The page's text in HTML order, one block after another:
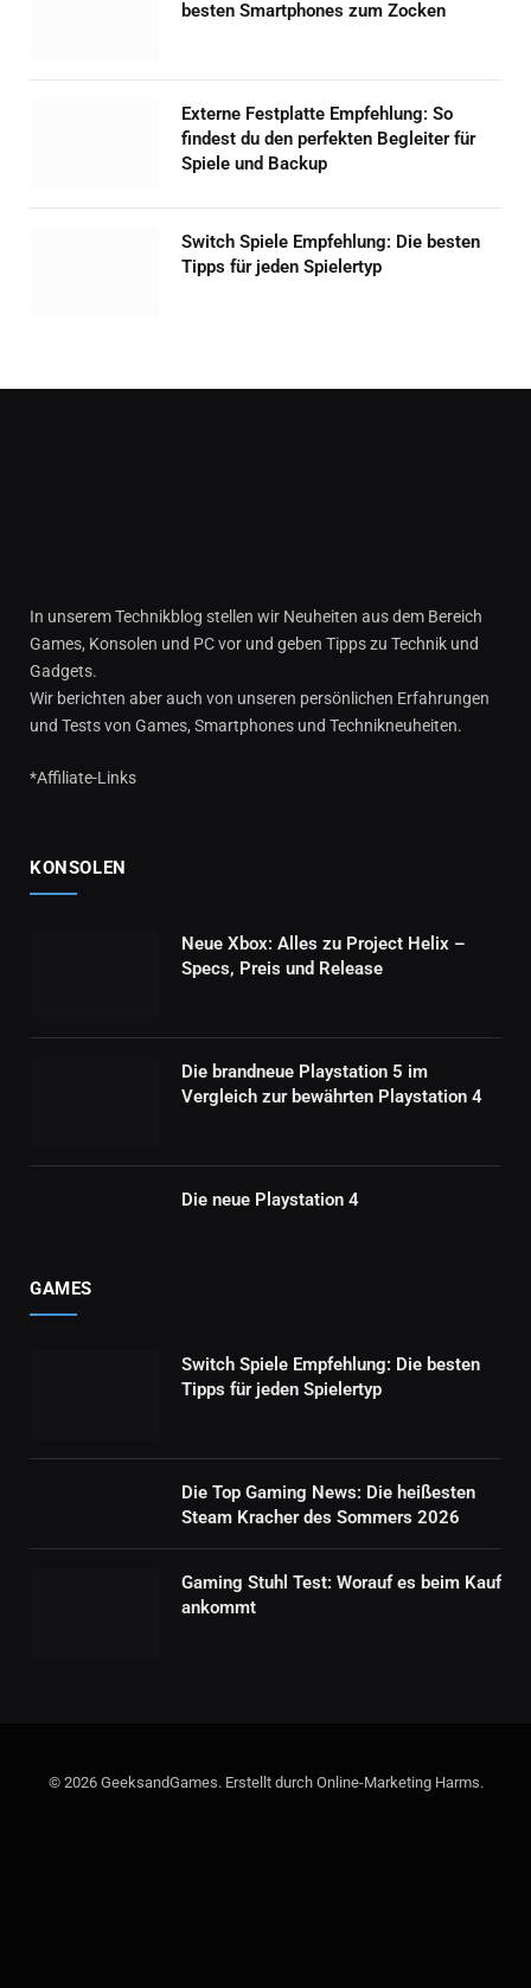
besten Smartphones zum Zocken
Externe Festplatte Empfehlung: So
findest du den perfekten Begleiter für
Spiele und Backup
Switch Spiele Empfehlung: Die besten
Tipps für jeden Spielertyp
In unserem Technikblog stellen wir Neuheiten aus dem Bereich
Games, Konsolen und PC vor und geben Tipps zu Technik und
Gadgets.
Wir berichten aber auch von unseren persönlichen Erfahrungen
und Tests von Games, Smartphones und Technikneuheiten.
*Affiliate-Links
KONSOLEN
Neue Xbox: Alles zu Project Helix –
Specs, Preis und Release
Die brandneue Playstation 5 im
Vergleich zur bewährten Playstation 4
Die neue Playstation 4
GAMES
Switch Spiele Empfehlung: Die besten
Tipps für jeden Spielertyp
Die Top Gaming News: Die heißesten
Steam Kracher des Sommers 2026
Gaming Stuhl Test: Worauf es beim Kauf
ankommt
© 2026 GeeksandGames. Erstellt durch Online-Marketing Harms.